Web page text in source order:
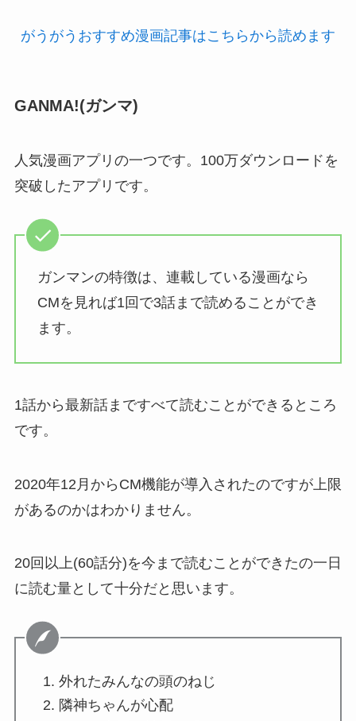
がうがうおすすめ漫画記事はこちらから読めます
GANMA!(ガンマ)
人気漫画アプリの一つです。100万ダウンロードを
突破したアプリです。
ガンマンの特徴は、連載している漫画なら
CMを見れば1回で3話まで読めることができ
ます。
1話から最新話まですべて読むことができるところ
です。
2020年12月からCM機能が導入されたのですが上限
があるのかはわかりません。
20回以上(60話分)を今まで読むことができたの一日
に読む量として十分だと思います。
外れたみんなの頭のねじ
隣神ちゃんが心配